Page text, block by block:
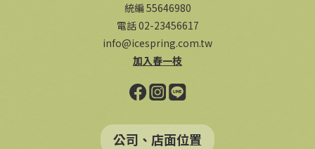
統編 55646980
電話 02-23456617
info@icespring.com.tw
加入春一枝
公司、店面位置